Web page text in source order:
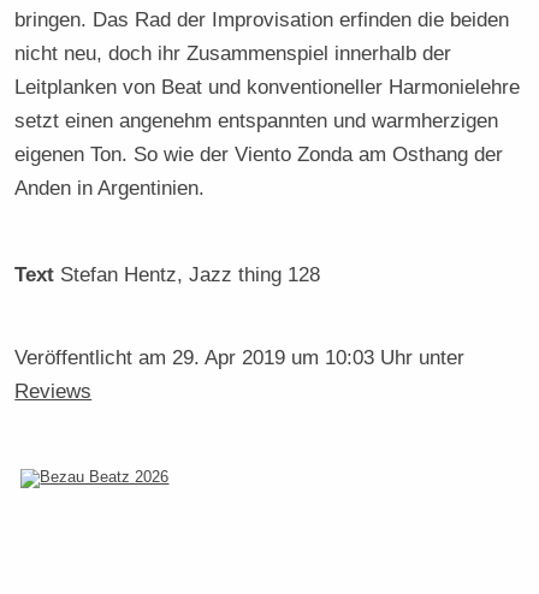
bringen. Das Rad der Improvisation erfinden die beiden
nicht neu, doch ihr Zusammenspiel innerhalb der
Leitplanken von Beat und konventioneller Harmonielehre
setzt einen angenehm entspannten und warmherzigen
eigenen Ton. So wie der Viento Zonda am Osthang der
Anden in Argentinien.
Text Stefan Hentz, Jazz thing 128
Veröffentlicht am 29. Apr 2019 um 10:03 Uhr unter
Reviews